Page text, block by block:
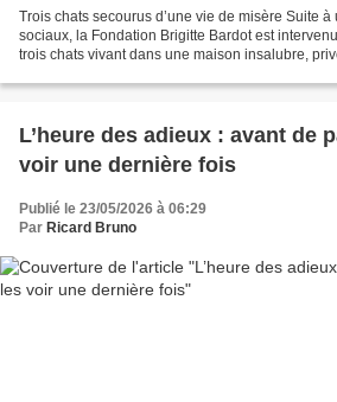
Trois chats secourus d’une vie de misère Suite
sociaux, la Fondation Brigitte Bardot est
trois chats vivant dans une maison insalubre,
L’heure des adieux : avant de
voir une dernière fois
Publié le 23/05/2026 à 06:29
Par Ricard Bruno